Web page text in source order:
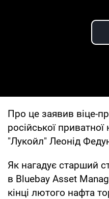
Про це заявив віце-
російської приватної
"Лукойл" Леонід
Як нагадує старший
в Bluebay Asset
кінці лютого нафта